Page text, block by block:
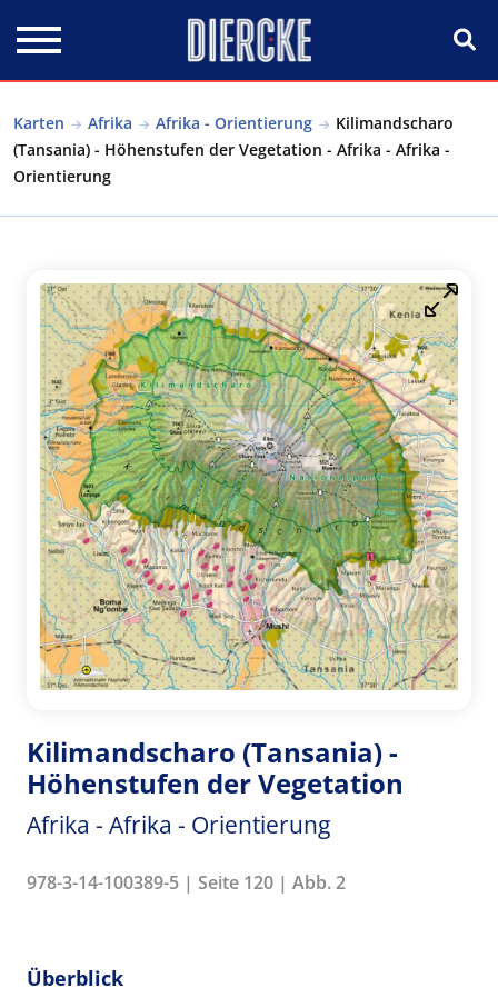
Karten Afrika Afrika - Orientierung
Kilimandscharo
(Tansania) - Höhenstufen der Vegetation - Afrika - Afrika -
Orientierung
Kilimandscharo (Tansania) -
Höhenstufen der Vegetation
Afrika - Afrika - Orientierung
978-3-14-100389-5 | Seite 120 | Abb. 2
Überblick